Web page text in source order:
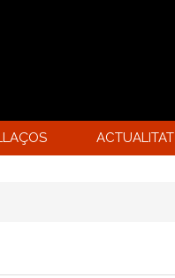
ACTUALITAT